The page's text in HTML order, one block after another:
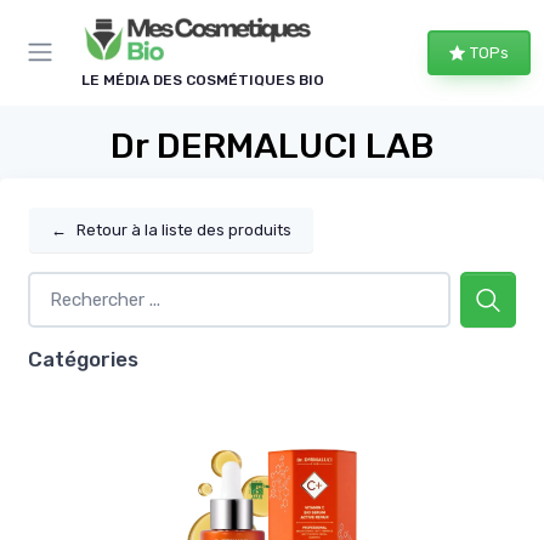
LE MÉDIA DES COSMÉTIQUES BIO
TOPs
Dr DERMALUCI LAB
← Retour à la liste des produits
Catégories
Panneau de gestion des cookies